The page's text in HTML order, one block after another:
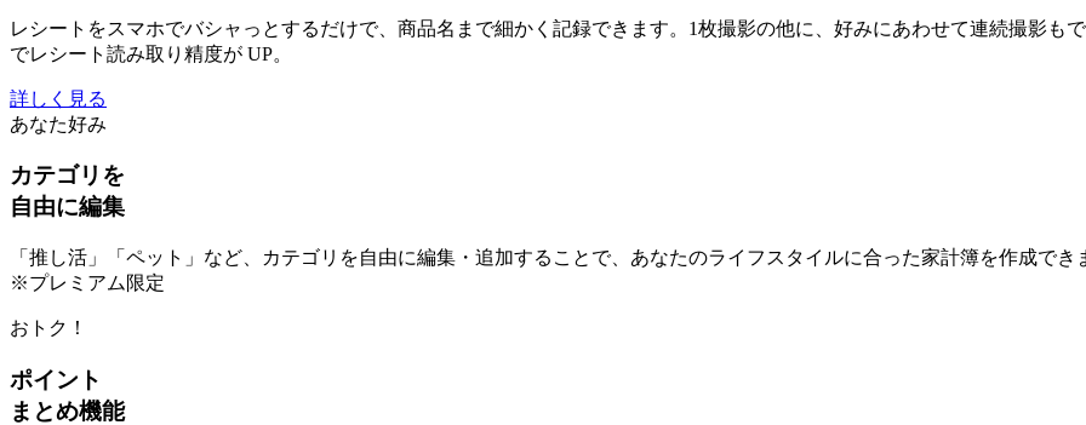
レシートをスマホでバシャっとするだけで、商品名まで細かく記録できます。1枚撮影の他に、好みにあわせて連続撮影も
でレシート読み取り精度が UP。
詳しく見る
あなた好み
カテゴリを
自由に編集
「推し活」「ペット」など、カテゴリを自由に編集・追加することで、あなたのライフスタイルに合った家計簿を作成でき
※プレミアム限定
おトク！
ポイント
まとめ機能